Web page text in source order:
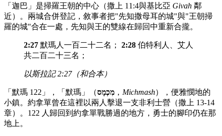
「迦巴」是掃羅王朝的中心（撒上 11:4與基比亞 Givah 鄰
近）。兩城合併登記，敘事者把"先知撒母耳的城"與"王朝掃
羅的城"合在一處，先知與王的雙線在歸回中重新合攏。
2:27 默瑪人一百二十二名； 2:28 伯特利人、艾人
共二百二十三名；
以斯拉記 2:27（和合本）
「默瑪 122」，「默瑪」（מִכְמָס ， Michmash），便雅憫地的
小鎮。約拿單曾在這裡以兩人擊退一支非利士營（撒上 13-14
章）。122 人歸回到約拿單戰勝過的地方，勇士的腳印仍在那
地上。